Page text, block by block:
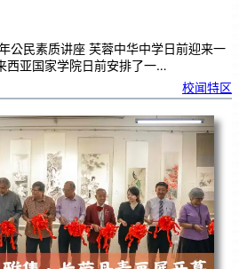
公民素质讲座 芙蓉中华中学日前迎来一
西亚国家学院日前安排了一…
校闻特区